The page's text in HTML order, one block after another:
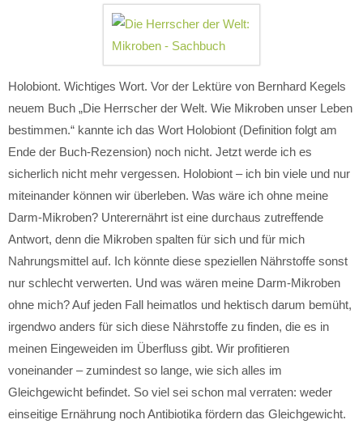
Holobiont. Wichtiges Wort. Vor der Lektüre von Bernhard Kegels
neuem Buch „Die Herrscher der Welt. Wie Mikroben unser Leben
bestimmen.“ kannte ich das Wort Holobiont (Definition folgt am
Ende der Buch-Rezension) noch nicht. Jetzt werde ich es
sicherlich nicht mehr vergessen. Holobiont – ich bin viele und nur
miteinander können wir überleben. Was wäre ich ohne meine
Darm-Mikroben? Unterernährt ist eine durchaus zutreffende
Antwort, denn die Mikroben spalten für sich und für mich
Nahrungsmittel auf. Ich könnte diese speziellen Nährstoffe sonst
nur schlecht verwerten. Und was wären meine Darm-Mikroben
ohne mich? Auf jeden Fall heimatlos und hektisch darum bemüht,
irgendwo anders für sich diese Nährstoffe zu finden, die es in
meinen Eingeweiden im Überfluss gibt. Wir profitieren
voneinander – zumindest so lange, wie sich alles im
Gleichgewicht befindet. So viel sei schon mal verraten: weder
einseitige Ernährung noch Antibiotika fördern das Gleichgewicht.